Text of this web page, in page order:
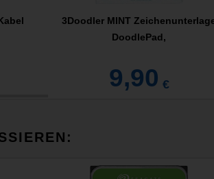
3Doodler MINT
DoodlePad,
9,90 €